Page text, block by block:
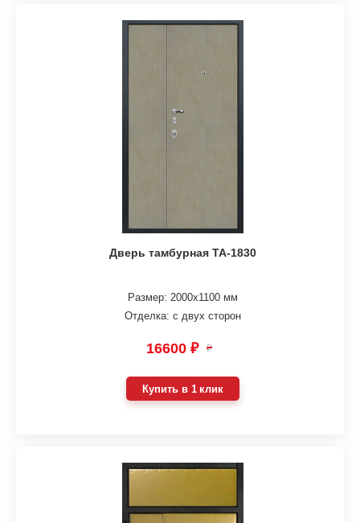
Дверь тамбурная ТА-1830
Размер: 2000х1100 мм
Отделка: с двух сторон
16600 ₽ ₽
Купить в 1 клик